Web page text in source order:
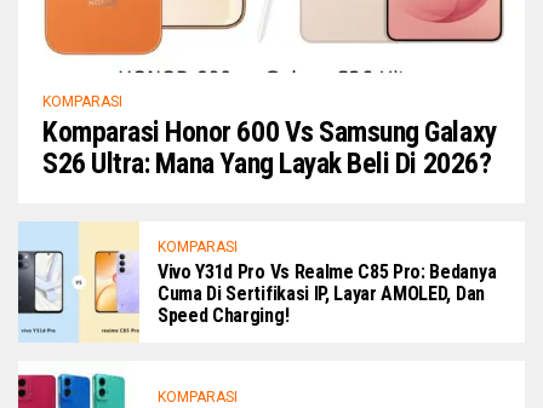
KOMPARASI
Komparasi Honor 600 Vs Samsung Galaxy
S26 Ultra: Mana Yang Layak Beli Di 2026?
KOMPARASI
Vivo Y31d Pro Vs Realme C85 Pro: Bedanya
Cuma Di Sertifikasi IP, Layar AMOLED, Dan
Speed Charging!
KOMPARASI